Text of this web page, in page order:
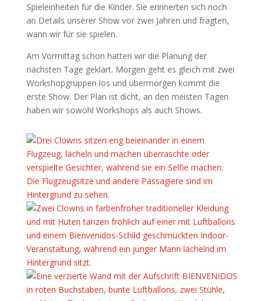
Spieleinheiten für die Kinder. Sie erinnerten sich noch
an Details unserer Show vor zwei Jahren und fragten,
wann wir für sie spielen.
Am Vormittag schon hatten wir die Planung der
nächsten Tage geklärt. Morgen geht es gleich mit zwei
Workshopgruppen los und übermorgen kommt die
erste Show. Der Plan ist dicht, an den meisten Tagen
haben wir sowohl Workshops als auch Shows.